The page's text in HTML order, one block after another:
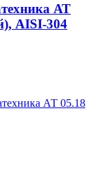
АТ
AISI-304